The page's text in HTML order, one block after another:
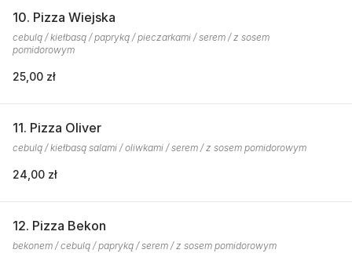
10. Pizza Wiejska
cebulą / kiełbasą / papryką / pieczarkami / serem / z sosem
pomidorowym
25,00 zł
11. Pizza Oliver
cebulą / kiełbasą salami / oliwkami / serem / z sosem pomidorowym
24,00 zł
12. Pizza Bekon
bekonem / cebulą / papryką / serem / z sosem pomidorowym